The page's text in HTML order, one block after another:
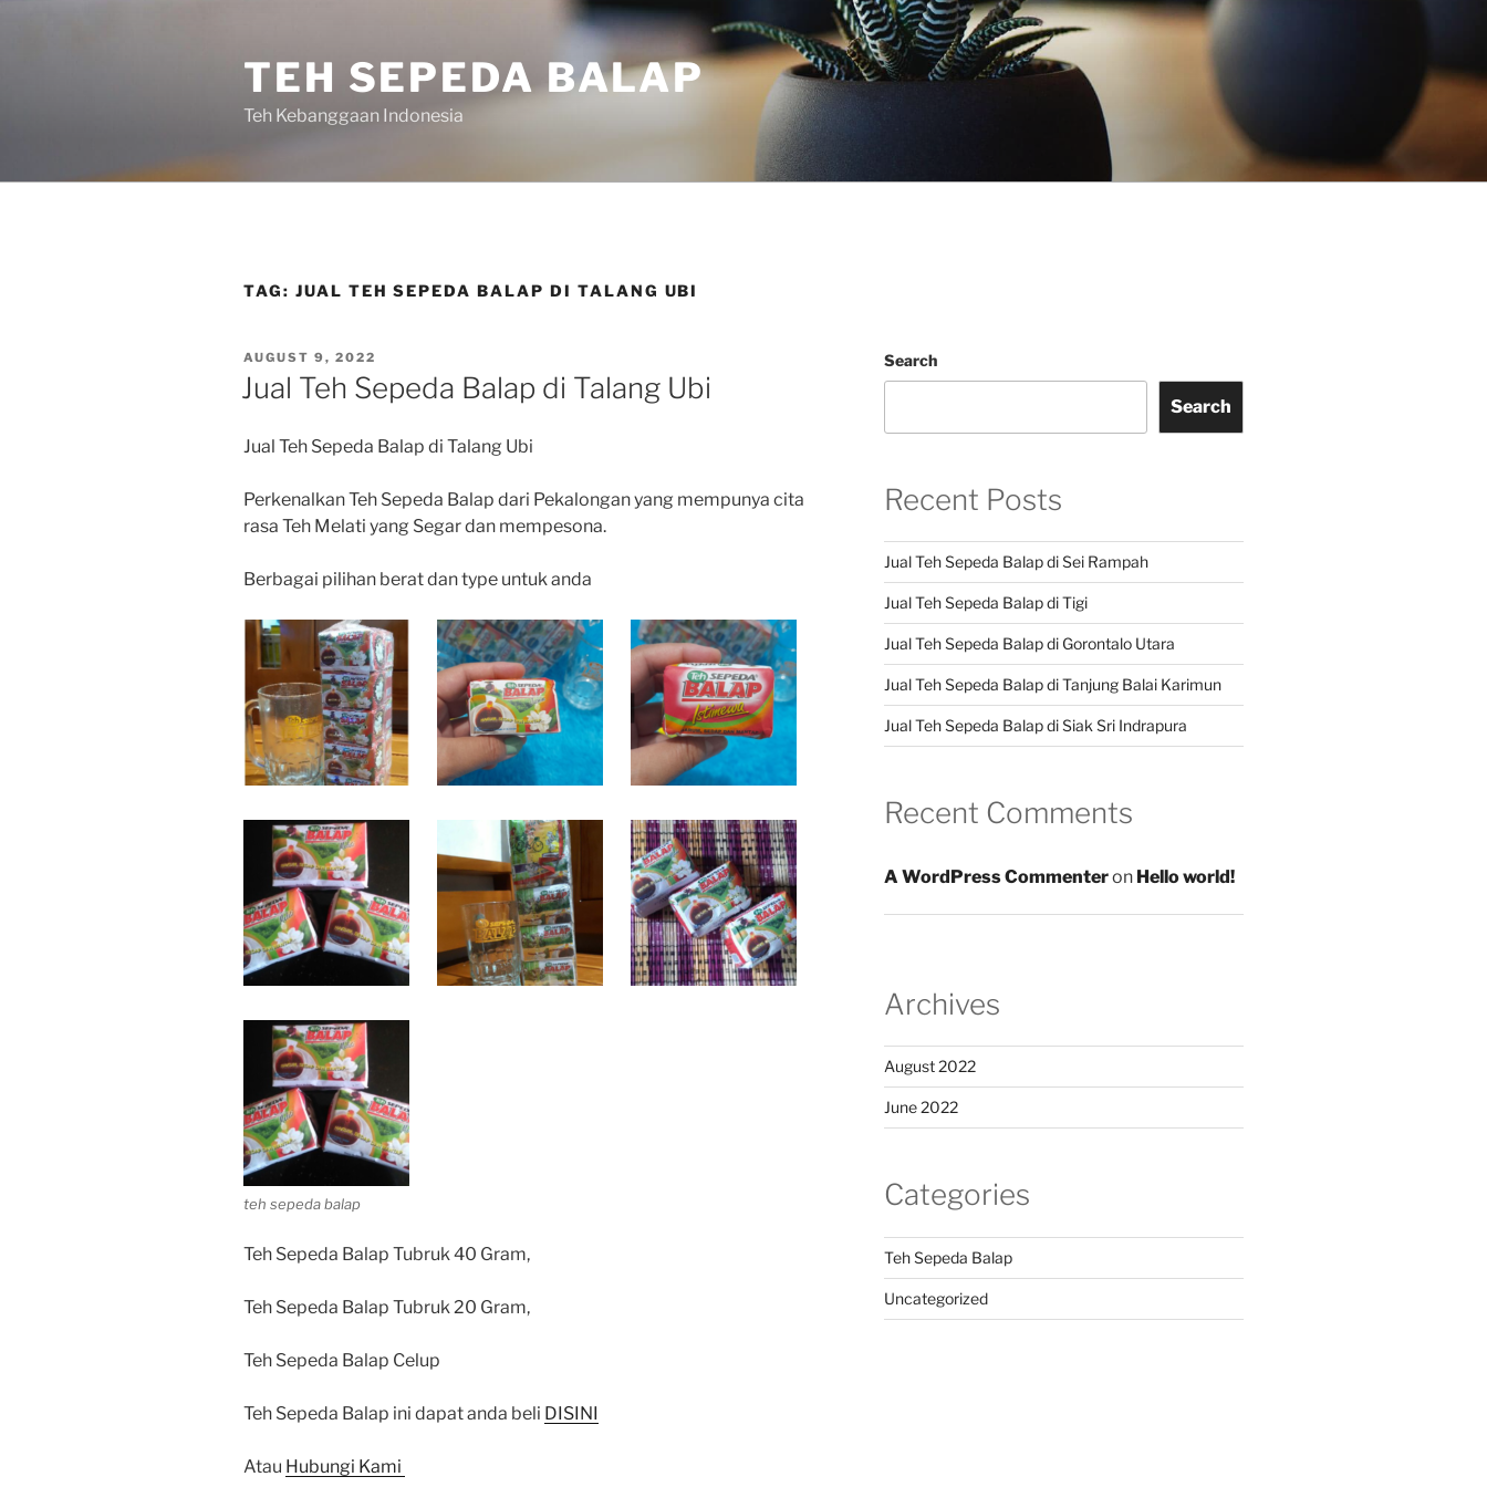
TEH SEPEDA BALAP
Teh Kebanggaan Indonesia
TAG: JUAL TEH SEPEDA BALAP DI TALANG UBI
POSTED
ON
AUGUST 9, 2022
Jual Teh Sepeda Balap di Talang Ubi
Jual Teh Sepeda Balap di Talang Ubi
Perkenalkan Teh Sepeda Balap dari Pekalongan yang mempunya cita
rasa Teh Melati yang Segar dan mempesona.
Berbagai pilihan berat dan type untuk anda
teh sepeda balap
Teh Sepeda Balap Tubruk 40 Gram,
Teh Sepeda Balap Tubruk 20 Gram,
Teh Sepeda Balap Celup
Teh Sepeda Balap ini dapat anda beli DISINI
Atau Hubungi Kami
Search
Search
Recent Posts
Jual Teh Sepeda Balap di Sei Rampah
Jual Teh Sepeda Balap di Tigi
Jual Teh Sepeda Balap di Gorontalo Utara
Jual Teh Sepeda Balap di Tanjung Balai Karimun
Jual Teh Sepeda Balap di Siak Sri Indrapura
Recent Comments
A WordPress Commenteron Hello world!
Archives
August 2022
June 2022
Categories
Teh Sepeda Balap
Uncategorized